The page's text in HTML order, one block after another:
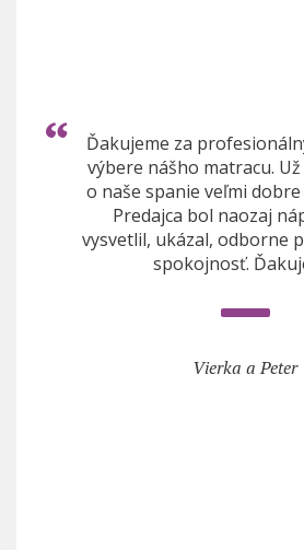
Ďakujeme za
výbere nášho matracu.
o naše spanie veľmi
Predajca bol naozaj
vysvetlil, ukázal, odborne
spokojnosť.
Vierka a Peter